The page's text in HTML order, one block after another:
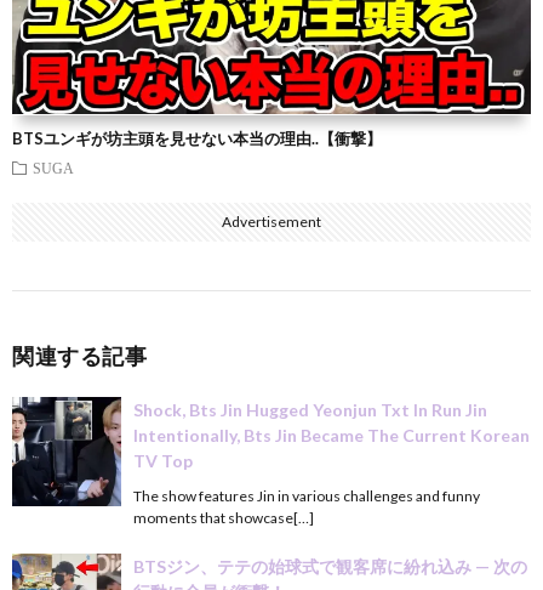
BTSユンギが坊主頭を見せない本当の理由..【衝撃】
SUGA
Advertisement
関連する記事
Shock, Bts Jin Hugged Yeonjun Txt In Run Jin
Intentionally, Bts Jin Became The Current Korean
TV Top
The show features Jin in various challenges and funny
moments that showcase[…]
BTSジン、テテの始球式で観客席に紛れ込み — 次の